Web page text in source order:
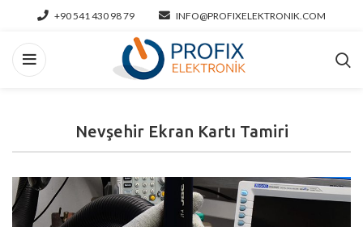
+90 541 430 98 79 INFO@PROFIXELEKTRONIK.COM
Nevşehir Ekran Kartı Tamiri